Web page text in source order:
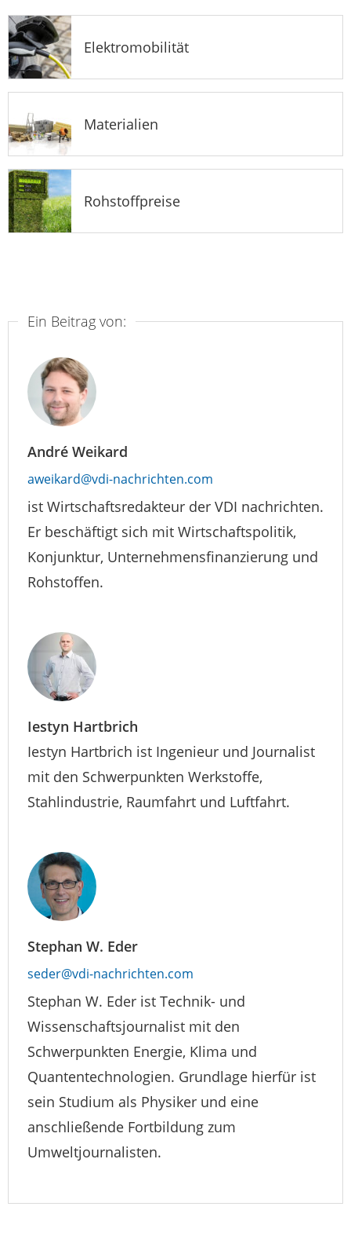
Elektromobilität
Materialien
Rohstoffpreise
Ein Beitrag von:
André Weikard
aweikard@vdi-nachrichten.com
ist Wirtschaftsredakteur der VDI nachrichten.
Er beschäftigt sich mit Wirtschaftspolitik,
Konjunktur, Unternehmensfinanzierung und
Rohstoffen.
Iestyn Hartbrich
Iestyn Hartbrich ist Ingenieur und Journalist
mit den Schwerpunkten Werkstoffe,
Stahlindustrie, Raumfahrt und Luftfahrt.
Stephan W. Eder
seder@vdi-nachrichten.com
Stephan W. Eder ist Technik- und
Wissenschaftsjournalist mit den
Schwerpunkten Energie, Klima und
Quantentechnologien. Grundlage hierfür ist
sein Studium als Physiker und eine
anschließende Fortbildung zum
Umweltjournalisten.